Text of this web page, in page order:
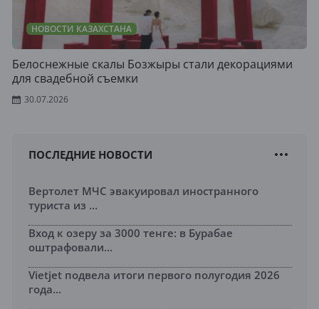
НОВОСТИ КАЗАХСТАНА
Белоснежные скалы Бозжыры стали декорациями
для свадебной съемки
30.07.2026
ПОСЛЕДНИЕ НОВОСТИ
Вертолет МЧС эвакуировал иностранного
туриста из ...
Вход к озеру за 3000 тенге: в Бурабае
оштрафовали...
Vietjet подвела итоги первого полугодия 2026
года...